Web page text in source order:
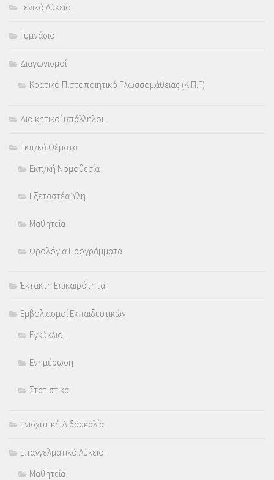
Γενικό Λύκειο
Γυμνάσιο
Διαγωνισμοί
Κρατικό Πιστοποιητικό Γλωσσομάθειας (Κ.Π.Γ)
Διοικητικοί υπάλληλοι
Εκπ/κά Θέματα
Εκπ/κή Νομοθεσία
Εξεταστέα Ύλη
Μαθητεία
Ωρολόγια Προγράμματα
Έκτακτη Επικαιρότητα
Εμβολιασμοί Εκπαιδευτικών
Εγκύκλιοι
Ενημέρωση
Στατιστικά
Ενισχυτική Διδασκαλία
Επαγγελματικό Λύκειο
Μαθητεία